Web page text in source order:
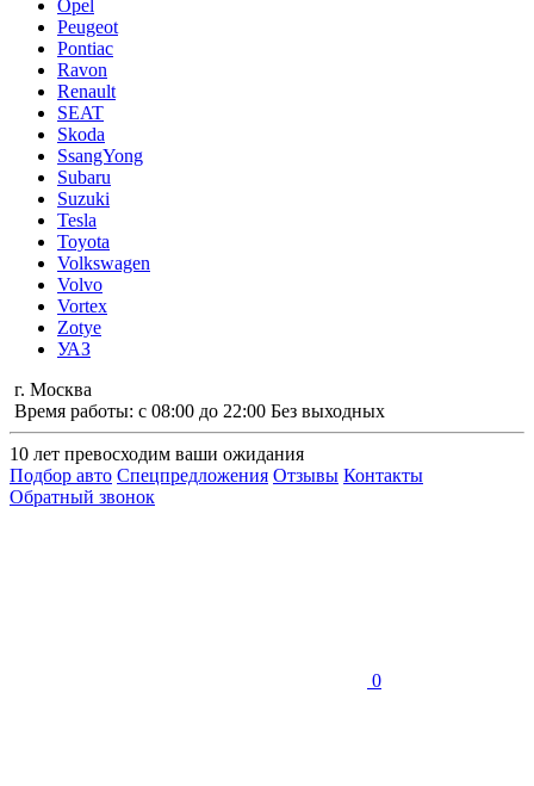
Opel
Peugeot
Pontiac
Ravon
Renault
SEAT
Skoda
SsangYong
Subaru
Suzuki
Tesla
Toyota
Volkswagen
Volvo
Vortex
Zotye
УАЗ
г. Москва
Время работы: с 08:00 до 22:00 Без выходных
10 лет превосходим ваши ожидания
Подбор авто Спецпредложения Отзывы Контакты
Обратный звонок
0